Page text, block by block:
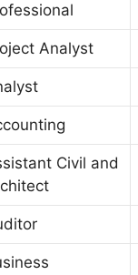
Analyst
Civil and